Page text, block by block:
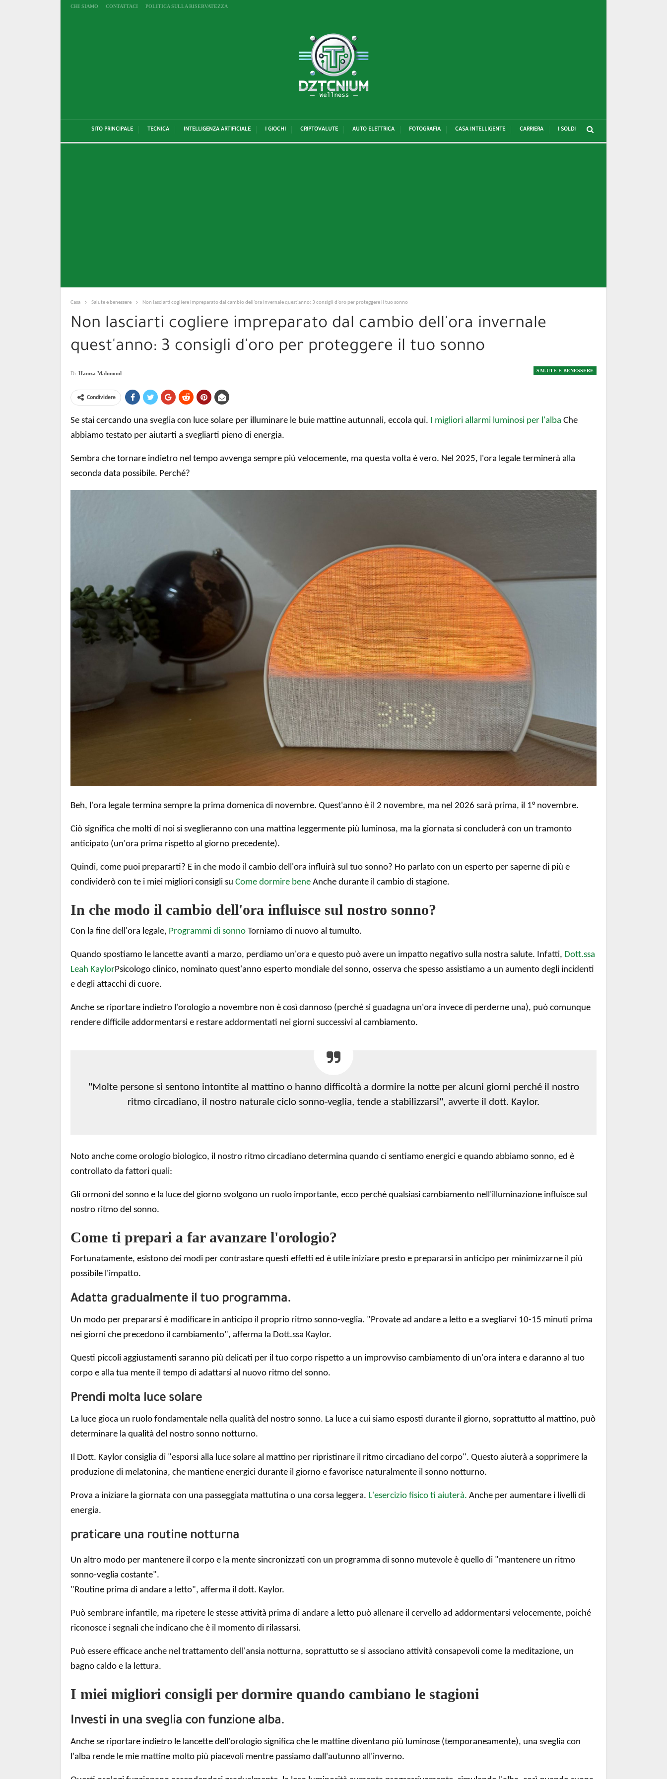
CHI SIAMO CONTATTACI POLITICA SULLA RISERVATEZZA
SITO PRINCIPALE TECNICA INTELLIGENZA ARTIFICIALE I GIOCHI CRIPTOVALUTE AUTO ELETTRICA FOTOGRAFIA CASA INTELLIGENTE CARRIERA I SOLDI
Casa Salute e benessere Non lasciarti cogliere impreparato dal cambio dell'ora invernale quest'anno: 3 consigli d'oro per proteggere il tuo sonno
Non lasciarti cogliere impreparato dal cambio dell'ora invernale
quest'anno: 3 consigli d'oro per proteggere il tuo sonno
SALUTE E BENESSERE
Di Hamza Mahmoud
Condividere
Se stai cercando una sveglia con luce solare per illuminare le buie mattine autunnali, eccola qui. I migliori allarmi luminosi per l'alba Che
abbiamo testato per aiutarti a svegliarti pieno di energia.
Sembra che tornare indietro nel tempo avvenga sempre più velocemente, ma questa volta è vero. Nel 2025, l'ora legale terminerà alla
seconda data possibile. Perché?
Beh, l'ora legale termina sempre la prima domenica di novembre. Quest'anno è il 2 novembre, ma nel 2026 sarà prima, il 1° novembre.
Ciò significa che molti di noi si sveglieranno con una mattina leggermente più luminosa, ma la giornata si concluderà con un tramonto
anticipato (un'ora prima rispetto al giorno precedente).
Quindi, come puoi prepararti? E ​​in che modo il cambio dell'ora influirà sul tuo sonno? Ho parlato con un esperto per saperne di più e
condividerò con te i miei migliori consigli su Come dormire bene Anche durante il cambio di stagione.
In che modo il cambio dell'ora influisce sul nostro sonno?
Con la fine dell'ora legale, Programmi di sonno Torniamo di nuovo al tumulto.
Quando spostiamo le lancette avanti a marzo, perdiamo un'ora e questo può avere un impatto negativo sulla nostra salute. Infatti, Dott.ssa
Leah KaylorPsicologo clinico, nominato quest'anno esperto mondiale del sonno, osserva che spesso assistiamo a un aumento degli incidenti
e degli attacchi di cuore.
Anche se riportare indietro l'orologio a novembre non è così dannoso (perché si guadagna un'ora invece di perderne una), può comunque
rendere difficile addormentarsi e restare addormentati nei giorni successivi al cambiamento.
"Molte persone si sentono intontite al mattino o hanno difficoltà a dormire la notte per alcuni giorni perché il nostro
ritmo circadiano, il nostro naturale ciclo sonno-veglia, tende a stabilizzarsi", avverte il dott. Kaylor.
Noto anche come orologio biologico, il nostro ritmo circadiano determina quando ci sentiamo energici e quando abbiamo sonno, ed è
controllato da fattori quali:
Gli ormoni del sonno e la luce del giorno svolgono un ruolo importante, ecco perché qualsiasi cambiamento nell'illuminazione influisce sul
nostro ritmo del sonno.
Come ti prepari a far avanzare l'orologio?
Fortunatamente, esistono dei modi per contrastare questi effetti ed è utile iniziare presto e prepararsi in anticipo per minimizzarne il più
possibile l'impatto.
Adatta gradualmente il tuo programma.
Un modo per prepararsi è modificare in anticipo il proprio ritmo sonno-veglia. "Provate ad andare a letto e a svegliarvi 10-15 minuti prima
nei giorni che precedono il cambiamento", afferma la Dott.ssa Kaylor.
Questi piccoli aggiustamenti saranno più delicati per il tuo corpo rispetto a un improvviso cambiamento di un'ora intera e daranno al tuo
corpo e alla tua mente il tempo di adattarsi al nuovo ritmo del sonno.
Prendi molta luce solare
La luce gioca un ruolo fondamentale nella qualità del nostro sonno. La luce a cui siamo esposti durante il giorno, soprattutto al mattino, può
determinare la qualità del nostro sonno notturno.
Il Dott. Kaylor consiglia di "esporsi alla luce solare al mattino per ripristinare il ritmo circadiano del corpo". Questo aiuterà a sopprimere la
produzione di melatonina, che mantiene energici durante il giorno e favorisce naturalmente il sonno notturno.
Prova a iniziare la giornata con una passeggiata mattutina o una corsa leggera. L'esercizio fisico ti aiuterà. Anche per aumentare i livelli di
energia.
praticare una routine notturna
Un altro modo per mantenere il corpo e la mente sincronizzati con un programma di sonno mutevole è quello di "mantenere un ritmo
sonno-veglia costante".
"Routine prima di andare a letto", afferma il dott. Kaylor.
Può sembrare infantile, ma ripetere le stesse attività prima di andare a letto può allenare il cervello ad addormentarsi velocemente, poiché
riconosce i segnali che indicano che è il momento di rilassarsi.
Può essere efficace anche nel trattamento dell'ansia notturna, soprattutto se si associano attività consapevoli come la meditazione, un
bagno caldo e la lettura.
I miei migliori consigli per dormire quando cambiano le stagioni
Investi in una sveglia con funzione alba.
Anche se riportare indietro le lancette dell'orologio significa che le mattine diventano più luminose (temporaneamente), una sveglia con
l'alba rende le mie mattine molto più piacevoli mentre passiamo dall'autunno all'inverno.